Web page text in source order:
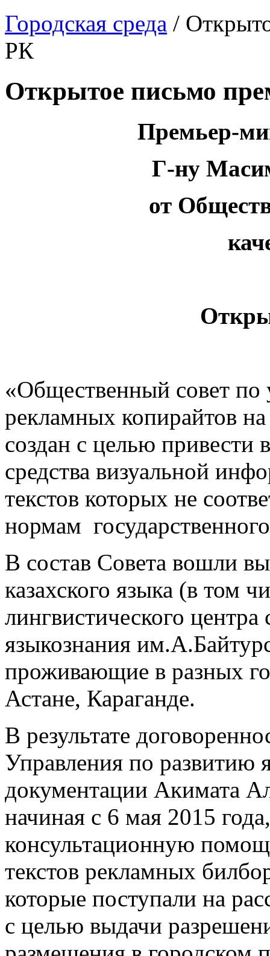
Городская среда /
РК
Открытое письмо
Премьер-
Г-ну
от
«Общественный совет по
рекламных копирайтов
создан с целью привести
средства визуальной
текстов которых не
нормам
В состав Совета вошли
казахского языка (в том
лингвистического
языкознания
проживающие в разных
Астане, Караганде.
В результате
Управления по развитию
документации Акимата
начиная с 6 мая 2015
консультационную
текстов рекламных
которые поступали на
с целью выдачи